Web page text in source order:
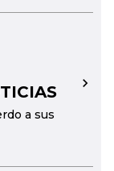
a sus
→